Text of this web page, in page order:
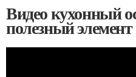
Видео кухонный
полезный